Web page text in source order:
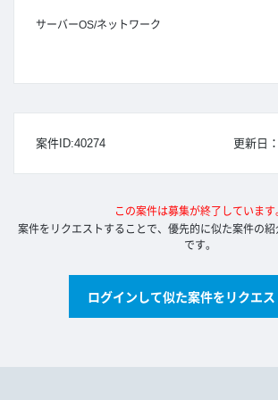
サーバーOS/ネットワーク
更新日
案件ID:40274
この案件は募集が終了しています
案件をリクエストすることで、優先的に似た案件の
です。
ログインして似た案件をリクエス